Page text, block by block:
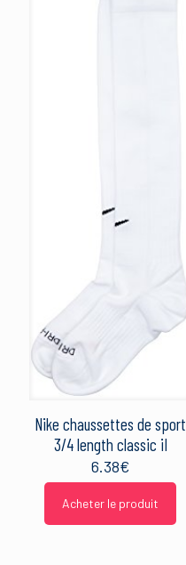
Nike chaussettes de sport
3/4 length classic iI
6.38€
Acheter le produit